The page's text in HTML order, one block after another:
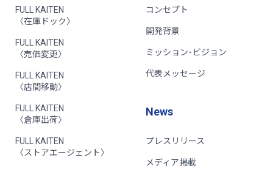
FULL KAITEN
〈在庫ドック〉
FULL KAITEN
〈売価変更〉
FULL KAITEN
〈店間移動〉
FULL KAITEN
〈倉庫出荷〉
FULL KAITEN
〈ストアエージェント〉
コンセプト
開発背景
ミッション･ビジョン
代表メッセージ
News
プレスリリース
メディア掲載